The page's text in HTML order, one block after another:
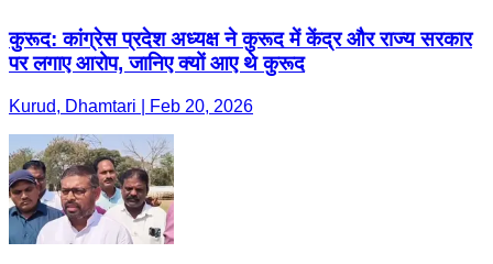
कुरूद: कांग्रेस प्रदेश अध्यक्ष ने कुरूद में केंद्र और राज्य सरकार
पर लगाए आरोप, जानिए क्यों आए थे कुरूद
Kurud, Dhamtari | Feb 20, 2026